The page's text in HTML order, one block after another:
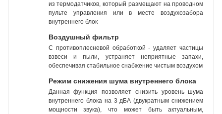
из термодатчиков, который размещают на проводном
пульте управления или в месте воздухозабора
внутреннего блок
Воздушный фильтр
С противоплесневой обработкой - удаляет частицы
взвеси и пыли, устраняет неприятные запахи,
обеспечивая стабильное снабжение чистым воздухом
Режим снижения шума внутреннего блока
Данная функция позволяет снизить уровень шума
внутреннего блока на 3 дБА (двукратным снижением
мощности звука), что может быть актуальным,